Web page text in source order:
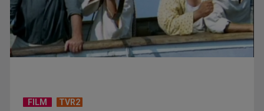
CONCACAF respinge planul FIFA de privatizare parțială a
FILM TVR2